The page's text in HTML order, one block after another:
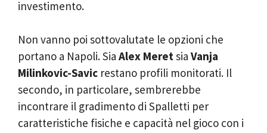
investimento.
Non vanno poi sottovalutate le opzioni che
portano a Napoli. Sia Alex Meretsia Vanja
Milinkovic-Savic restano profili monitorati. Il
secondo, in particolare, sembrerebbe
incontrare il gradimento di Spalletti per
caratteristiche fisiche e capacità nel gioco con i